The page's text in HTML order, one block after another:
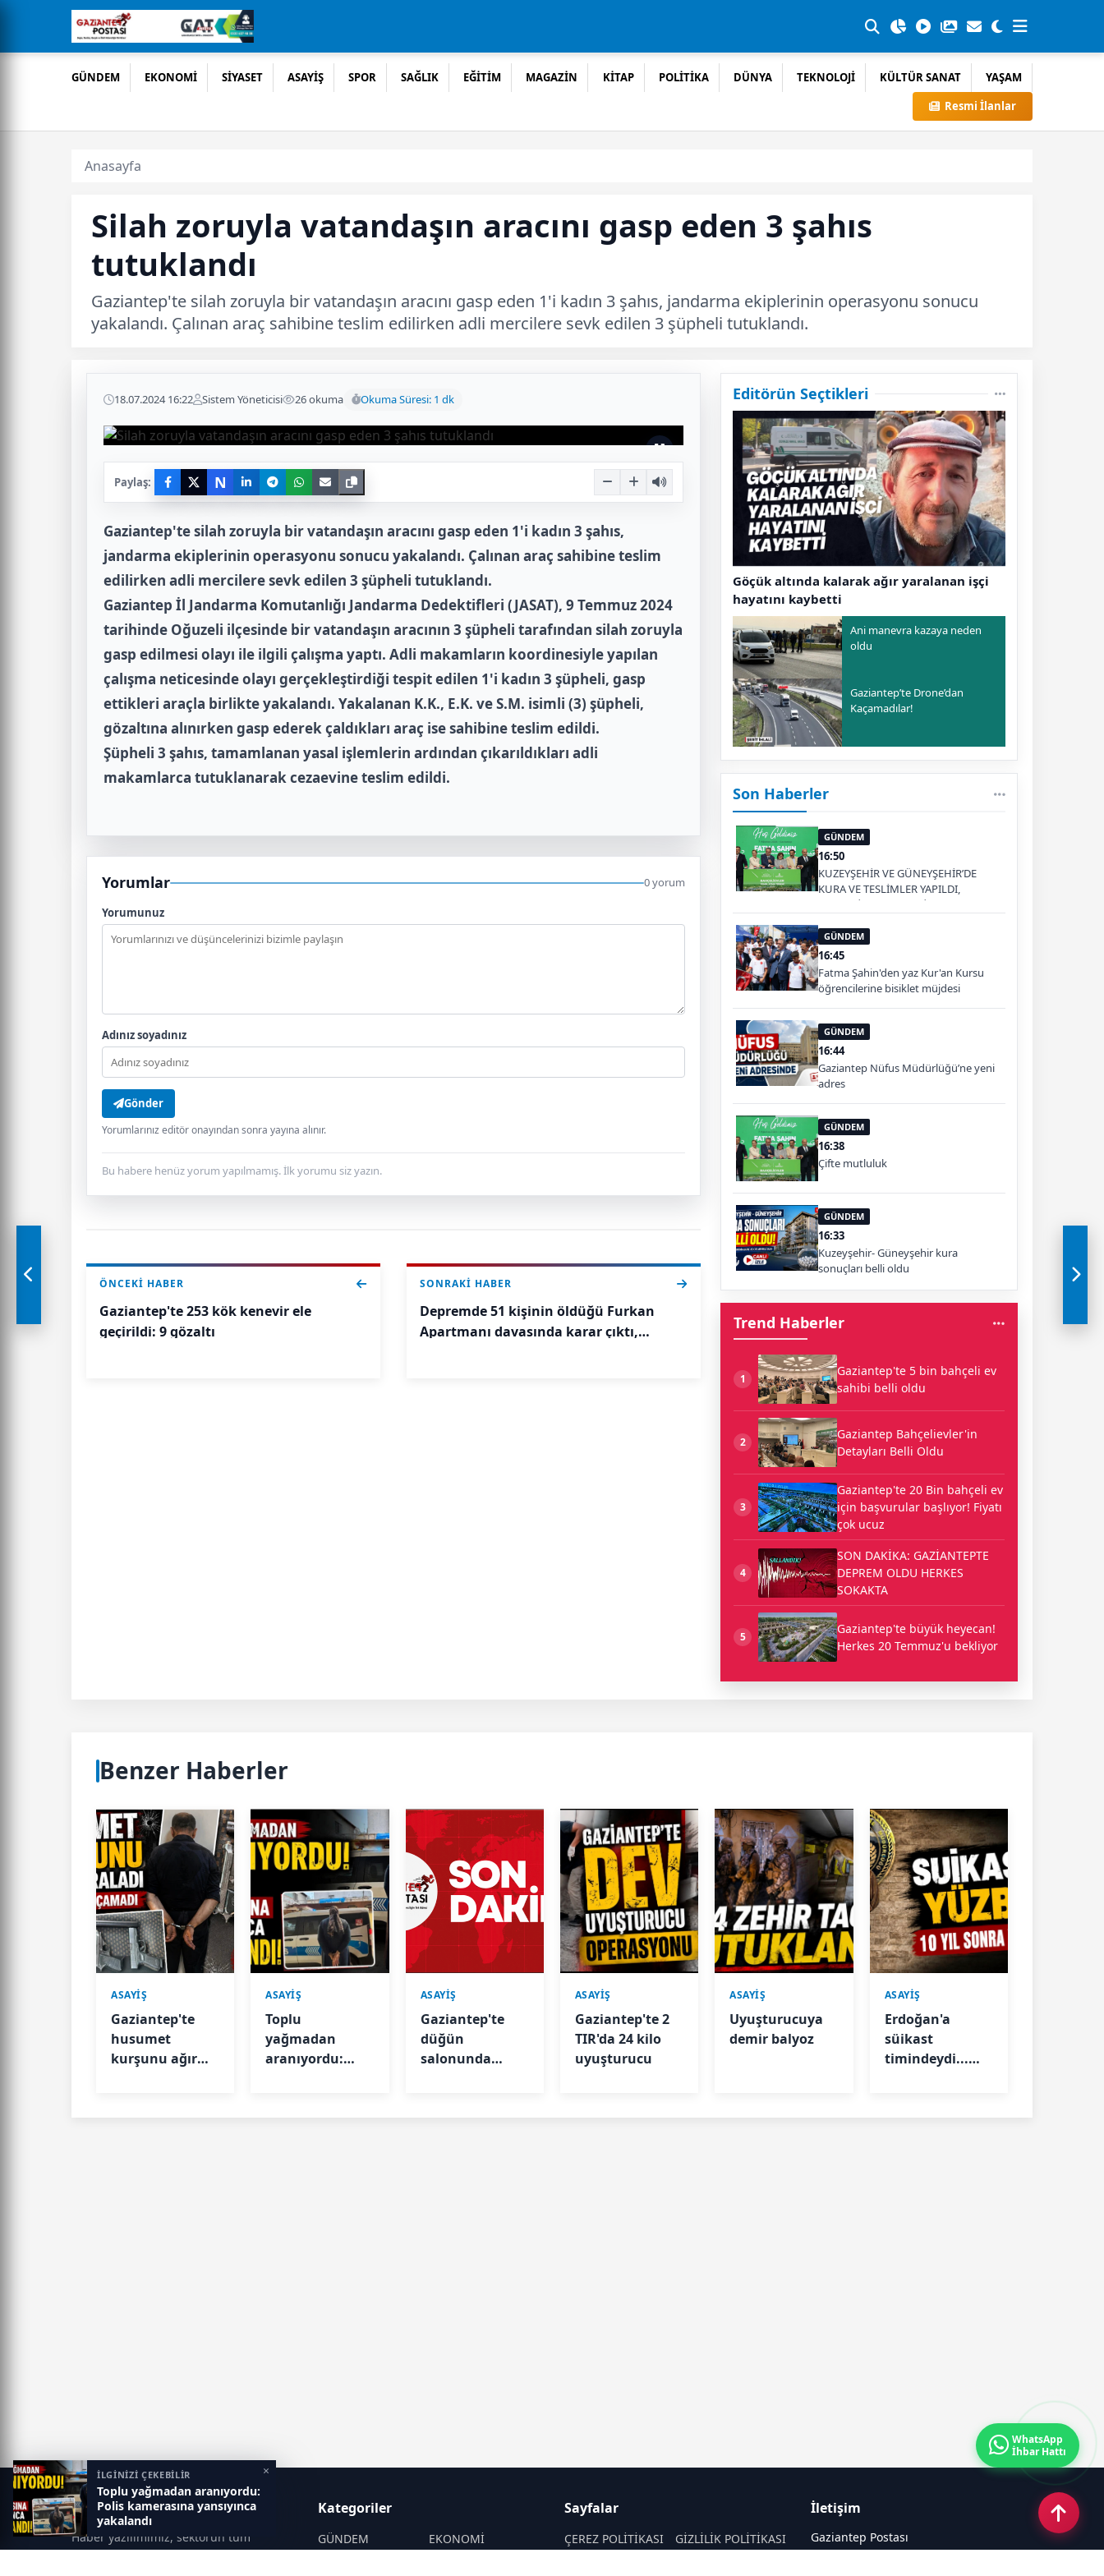
GÜNDEM EKONOMİ SİYASET ASAYİŞ SPOR SAĞLIK EĞİTİM MAGAZİN KİTAP POLİTİKA DÜNYA TEKNOLOJİ KÜLTÜR SANAT
YAŞAM
Resmi İlanlar
Anasayfa
Silah zoruyla vatandaşın aracını gasp eden 3 şahıs
tutuklandı
Gaziantep'te silah zoruyla bir vatandaşın aracını gasp eden 1'i kadın 3 şahıs, jandarma ekiplerinin operasyonu sonucu
yakalandı. Çalınan araç sahibine teslim edilirken adli mercilere sevk edilen 3 şüpheli tutuklandı.
18.07.2024 16:22 Sistem Yöneticisi 26 okuma Okuma Süresi: 1 dk
Paylaş: N
Gaziantep'te silah zoruyla bir vatandaşın aracını gasp eden 1'i kadın 3 şahıs,
jandarma ekiplerinin operasyonu sonucu yakalandı. Çalınan araç sahibine teslim
edilirken adli mercilere sevk edilen 3 şüpheli tutuklandı.
Gaziantep İl Jandarma Komutanlığı Jandarma Dedektifleri (JASAT), 9 Temmuz 2024
tarihinde Oğuzeli ilçesinde bir vatandaşın aracının 3 şüpheli tarafından silah zoruyla
gasp edilmesi olayı ile ilgili çalışma yaptı. Adli makamların koordinesiyle yapılan
çalışma neticesinde olayı gerçekleştirdiği tespit edilen 1'i kadın 3 şüpheli, gasp
ettikleri araçla birlikte yakalandı. Yakalanan K.K., E.K. ve S.M. isimli (3) şüpheli,
gözaltına alınırken gasp ederek çaldıkları araç ise sahibine teslim edildi.
Şüpheli 3 şahıs, tamamlanan yasal işlemlerin ardından çıkarıldıkları adli
makamlarca tutuklanarak cezaevine teslim edildi.
Yorumlar 0 yorum
Yorumunuz
Adınız soyadınız
Gönder
Yorumlarınız editör onayından sonra yayına alınır.
Bu habere henüz yorum yapılmamış. İlk yorumu siz yazın.
ÖNCEKI HABER
Gaziantep'te 253 kök kenevir ele
geçirildi: 9 gözaltı
SONRAKI HABER
Depremde 51 kişinin öldüğü Furkan
Apartmanı davasında karar çıktı,
Editörün Seçtikleri
Göçük altında kalarak ağır yaralanan işçi
hayatını kaybetti
Ani manevra kazaya neden
oldu
Gaziantep’te Drone’dan
Kaçamadılar!
Son Haberler
GÜNDEM
16:50
KUZEYŞEHİR VE GÜNEYŞEHİR’DE
KURA VE TESLİMLER YAPILDI,
BAHÇELİEVLER’DE 5 BİN KONUTUN
GÜNDEM
16:45
Fatma Şahin'den yaz Kur'an Kursu
öğrencilerine bisiklet müjdesi
GÜNDEM
16:44
Gaziantep Nüfus Müdürlüğü’ne yeni
adres
GÜNDEM
16:38
Çifte mutluluk
GÜNDEM
16:33
Kuzeyşehir- Güneyşehir kura
sonuçları belli oldu
Trend Haberler
1
Gaziantep'te 5 bin bahçeli ev
sahibi belli oldu
2
Gaziantep Bahçelievler'in
Detayları Belli Oldu
3
Gaziantep'te 20 Bin bahçeli ev
için başvurular başlıyor! Fiyatı
çok ucuz
4
SON DAKİKA: GAZİANTEPTE
DEPREM OLDU HERKES
SOKAKTA
5
Gaziantep'te büyük heyecan!
Herkes 20 Temmuz'u bekliyor
Benzer Haberler
ASAYİŞ
Gaziantep'te
husumet
kurşunu ağır
ASAYİŞ
Toplu
yağmadan
aranıyordu:
ASAYİŞ
Gaziantep'te
düğün
salonunda
ASAYİŞ
Gaziantep'te 2
TIR'da 24 kilo
uyuşturucu
ASAYİŞ
Uyuşturucuya
demir balyoz
ASAYİŞ
Erdoğan'a
süikast
timindeydi...
İLGİNİZİ ÇEKEBİLİR
Toplu yağmadan aranıyordu:
Polis kamerasına yansıyınca
yakalandı
×
Gaziantep Postası
Haber yazılımımız, sektörün tüm
ihtiyaçlarını karşılayacak şekilde
Kategoriler
GÜNDEM
EKONOMİ
Sayfalar
ÇEREZ POLİTİKASI
GİZLİLİK POLİTİKASI
İletişim
Gaziantep Postası
WhatsApp
İhbar Hattı